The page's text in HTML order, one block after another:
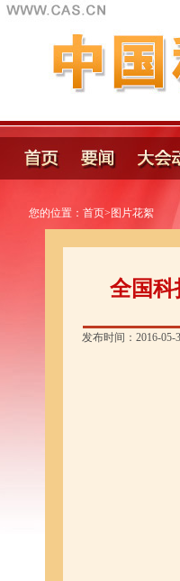
您的位置： 首页> 图片花絮
全国科
发布时间：2016-05-